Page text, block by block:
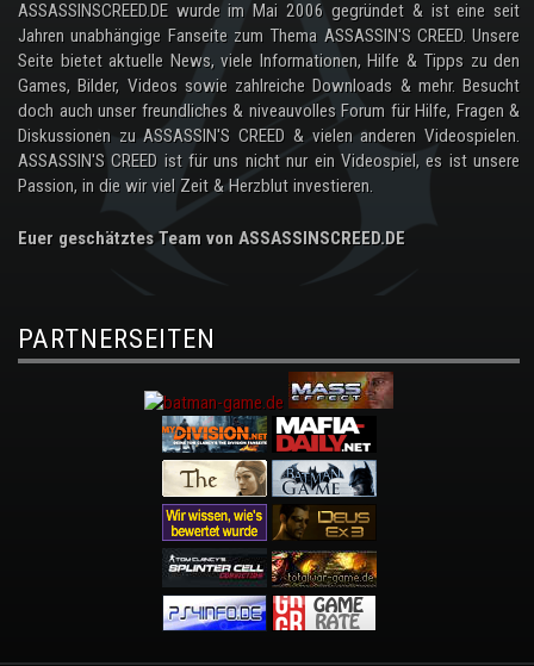
ASSASSINSCREED.DE wurde im Mai 2006 gegründet & ist eine seit
Jahren unabhängige Fanseite zum Thema ASSASSIN'S CREED. Unsere
Seite bietet aktuelle News, viele Informationen, Hilfe & Tipps zu den
Games, Bilder, Videos sowie zahlreiche Downloads & mehr. Besucht
doch auch unser freundliches & niveauvolles Forum für Hilfe, Fragen &
Diskussionen zu ASSASSIN'S CREED & vielen anderen Videospielen.
ASSASSIN'S CREED ist für uns nicht nur ein Videospiel, es ist unsere
Passion, in die wir viel Zeit & Herzblut investieren.
Euer geschätztes Team von ASSASSINSCREED.DE
PARTNERSEITEN